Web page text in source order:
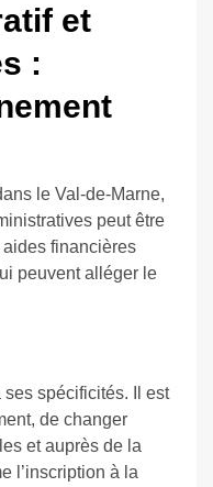
et
:
le Val-de-Marne,
peut être
financières
peuvent alléger le
spécificités. Il est
de changer
et auprès de la
l’inscription à la